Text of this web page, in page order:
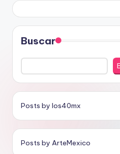
Buscar
Posts by los40mx
Posts by ArteMexico